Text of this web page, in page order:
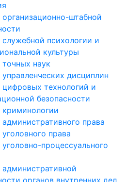
штабной
психологии и
культуры
наук
дисциплин
цифровых технологий и
безопасности
криминологии
права
права
процессуального
органов внутренних дел